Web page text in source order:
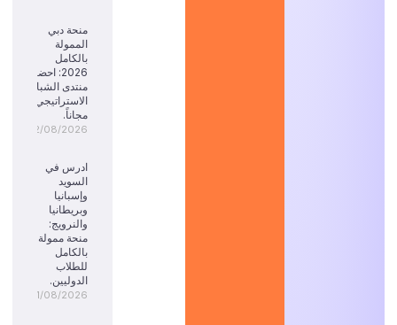
منحة دبي
الممولة
بالكامل
2026: احضر
منتدى الشباب
الاستراتيجي
مجاناً.
02/08/2026
ادرس في
السويد
وإسبانيا
وبريطانيا
والنرويج:
منحة ممولة
بالكامل
للطلاب
الدوليين.
01/08/2026